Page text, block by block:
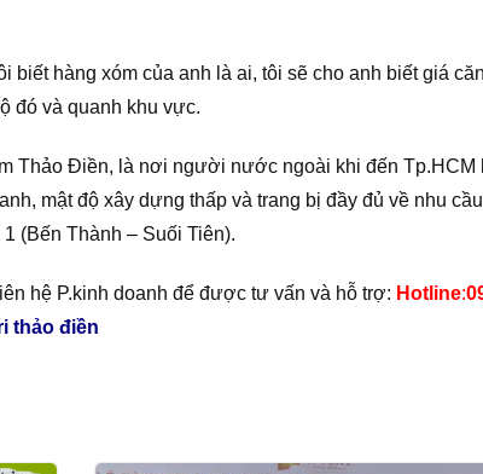
biết hàng xóm của anh là ai, tôi sẽ cho anh biết giá
đó và quanh khu vực.
Thảo Điền, là nơi người nước ngoài khi đến
mật độ xây dựng thấp và trang bị đầy đủ về nhu
(Bến Thành – Suối Tiên).
hệ P.kinh doanh để được tư vấn và hỗ trợ: Hotline:
thảo điền